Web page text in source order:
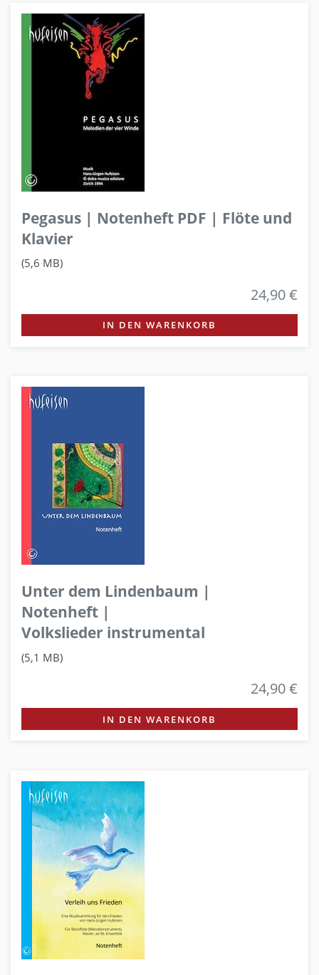
Pegasus | Notenheft PDF | Flöte und
Klavier
(5,6 MB)
24,90 €
IN DEN WARENKORB
Unter dem Lindenbaum |
Notenheft |
Volkslieder instrumental
(5,1 MB)
24,90 €
IN DEN WARENKORB